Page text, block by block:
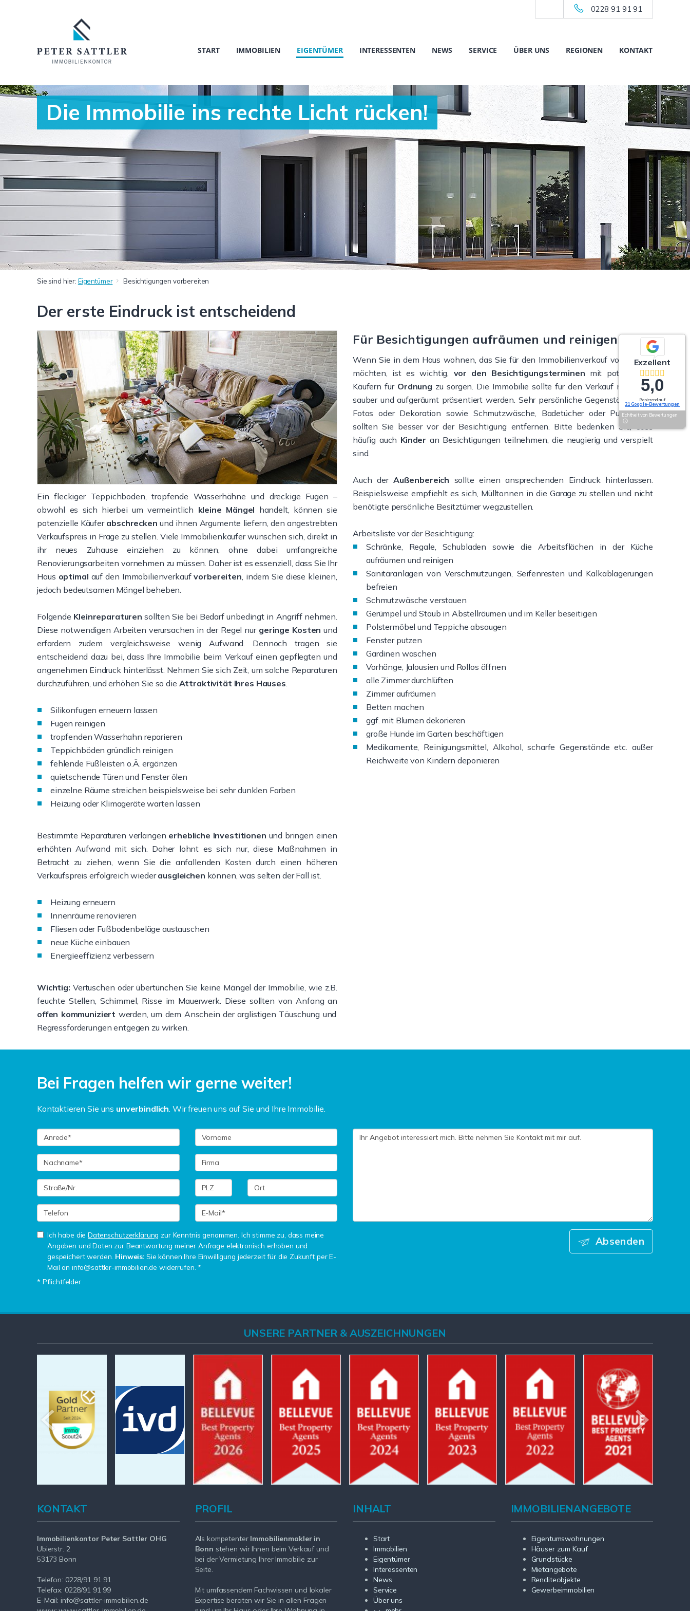
0228 91 91 91
START IMMOBILIEN EIGENTÜMER INTERESSENTEN NEWS SERVICE ÜBER UNS REGIONEN KONTAKT
Die Immobilie ins rechte Licht rücken!
Sie sind hier: Eigentümer Besichtigungen vorbereiten
Der erste Eindruck ist entscheidend
Ein fleckiger Teppichboden, tropfende Wasserhähne und dreckige Fugen –
obwohl es sich hierbei um vermeintlich kleine Mängel handelt, können sie
potenzielle Käufer abschrecken und ihnen Argumente liefern, den angestrebten
Verkaufspreis in Frage zu stellen. Viele Immobilienkäufer wünschen sich, direkt in
ihr neues Zuhause einziehen zu können, ohne dabei umfangreiche
Renovierungsarbeiten vornehmen zu müssen. Daher ist es essenziell, dass Sie Ihr
Haus optimal auf den Immobilienverkaufvorbereiten, indem Sie diese kleinen,
jedoch bedeutsamen Mängel beheben.
Folgende Kleinreparaturen sollten Sie bei Bedarf unbedingt in Angriff nehmen.
Diese notwendigen Arbeiten verursachen in der Regel nur geringe Kosten und
erfordern zudem vergleichsweise wenig Aufwand. Dennoch tragen sie
entscheidend dazu bei, dass Ihre Immobilie beim Verkauf einen gepflegten und
angenehmen Eindruck hinterlässt. Nehmen Sie sich Zeit, um solche Reparaturen
durchzuführen, und erhöhen Sie so die Attraktivität Ihres Hauses.
Silikonfugen erneuern lassen
Fugen reinigen
tropfenden Wasserhahn reparieren
Teppichböden gründlich reinigen
fehlende Fußleisten o.Ä. ergänzen
quietschende Türen und Fenster ölen
einzelne Räume streichen beispielsweise bei sehr dunklen Farben
Heizung oder Klimageräte warten lassen
Bestimmte Reparaturen verlangen erhebliche Investitionen und bringen einen
erhöhten Aufwand mit sich. Daher lohnt es sich nur, diese Maßnahmen in
Betracht zu ziehen, wenn Sie die anfallenden Kosten durch einen höheren
Verkaufspreis erfolgreich wiederausgleichen können, was selten der Fall ist.
Heizung erneuern
Innenräume renovieren
Fliesen oder Fußbodenbeläge austauschen
neue Küche einbauen
Energieeffizienz verbessern
Wichtig: Vertuschen oder übertünchen Sie keine Mängel der Immobilie, wie z.B.
feuchte Stellen, Schimmel, Risse im Mauerwerk. Diese sollten von Anfang an
offen kommuniziert werden, um dem Anschein der arglistigen Täuschung und
Regressforderungen entgegen zu wirken.
Für Besichtigungen aufräumen und reinigen
Wenn Sie in dem Haus wohnen, das Sie für den Immobilienverkauf vorbereiten
möchten, ist es wichtig, vor den Besichtigungsterminen mit potenziellen
Käufern für Ordnung zu sorgen. Die Immobilie sollte für den Verkauf möglichst
sauber und aufgeräumt präsentiert werden. Sehr persönliche Gegenstände, wie
Fotos oder Dekoration sowie Schmutzwäsche, Badetücher oder Putzlappen
sollten Sie besser vor der Besichtigung entfernen. Bitte bedenken Sie, dass
häufig auch Kinder an Besichtigungen teilnehmen, die neugierig und verspielt
sind.
Auch der Außenbereich sollte einen ansprechenden Eindruck hinterlassen.
Beispielsweise empfiehlt es sich, Mülltonnen in die Garage zu stellen und nicht
benötigte persönliche Besitztümer wegzustellen.
Arbeitsliste vor der Besichtigung:
Schränke, Regale, Schubladen sowie die Arbeitsflächen in der Küche
aufräumen und reinigen
Sanitäranlagen von Verschmutzungen, Seifenresten und Kalkablagerungen
befreien
Schmutzwäsche verstauen
Gerümpel und Staub in Abstellräumen und im Keller beseitigen
Polstermöbel und Teppiche absaugen
Fenster putzen
Gardinen waschen
Vorhänge, Jalousien und Rollos öffnen
alle Zimmer durchlüften
Zimmer aufräumen
Betten machen
ggf. mit Blumen dekorieren
große Hunde im Garten beschäftigen
Medikamente, Reinigungsmittel, Alkohol, scharfe Gegenstände etc. außer
Reichweite von Kindern deponieren
Bei Fragen helfen wir gerne weiter!
Kontaktieren Sie uns unverbindlich. Wir freuen uns auf Sie und Ihre Immobilie.
Ich habe dieDatenschutzerklärung zur Kenntnis genommen. Ich stimme zu, dass meine
Angaben und Daten zur Beantwortung meiner Anfrage elektronisch erhoben und
gespeichert werden. Hinweis:Sie können Ihre Einwilligung jederzeit für die Zukunft per E-
Mail an info@sattler-immobilien.de widerrufen. *
* Pflichtfelder
Absenden
Exzellent
5,0
Basierend auf
21 Google-Bewertungen
Echtheit von Bewertungen
UNSERE PARTNER & AUSZEICHNUNGEN
KONTAKT
Immobilienkontor Peter Sattler OHG
Ubierstr. 2
53173 Bonn
Telefon: 0228/91 91 91
Telefax: 0228/91 91 99
E-Mail: info@sattler-immobilien.de
PROFIL
Als kompetenter Immobilienmakler in
Bonn stehen wir Ihnen beim Verkauf und
bei der Vermietung Ihrer Immobilie zur
Seite.
Mit umfassendem Fachwissen und lokaler
Expertise beraten wir Sie in allen Fragen
INHALT
Start
Immobilien
Eigentümer
Interessenten
News
Service
Über uns
IMMOBILIENANGEBOTE
Eigentumswohnungen
Häuser zum Kauf
Grundstücke
Mietangebote
Renditeobjekte
Gewerbeimmobilien